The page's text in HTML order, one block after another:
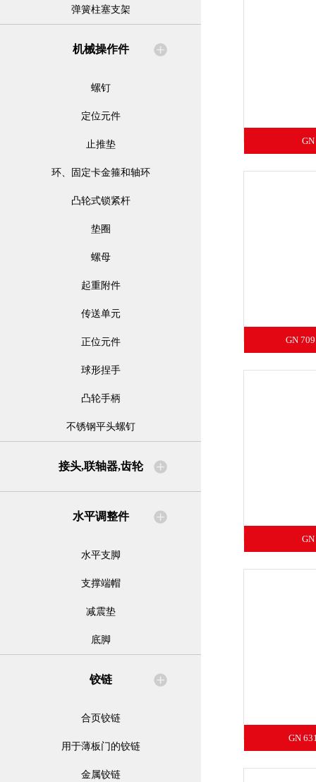
弹簧柱塞支架
机械操作件
螺钉
定位元件
止推垫
环、固定卡金箍和轴环
凸轮式锁紧杆
垫圈
螺母
起重附件
传送单元
正位元件
球形捏手
凸轮手柄
不锈钢平头螺钉
接头,联轴器,齿轮
水平调整件
水平支脚
支撑端帽
减震垫
底脚
铰链
合页铰链
用于薄板门的铰链
金属铰链
GN
GN